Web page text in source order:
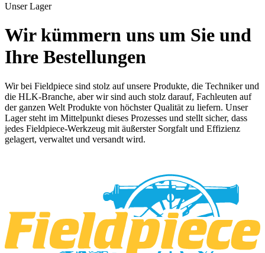
Unser Lager
Wir kümmern uns um Sie und
Ihre Bestellungen
Wir bei Fieldpiece sind stolz auf unsere Produkte, die Techniker und
die HLK-Branche, aber wir sind auch stolz darauf, Fachleuten auf
der ganzen Welt Produkte von höchster Qualität zu liefern. Unser
Lager steht im Mittelpunkt dieses Prozesses und stellt sicher, dass
jedes Fieldpiece-Werkzeug mit äußerster Sorgfalt und Effizienz
gelagert, verwaltet und versandt wird.